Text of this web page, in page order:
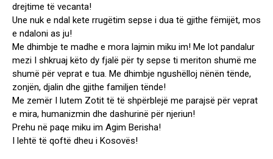
drejtime të vecanta!
Une nuk e ndal kete rrugëtim sepse i dua të gjithe fëmijët, mos
e ndaloni as ju!
Me dhimbje te madhe e mora lajmin miku im! Me lot pandalur
mezi I shkruaj këto dy fjalë për ty sepse ti meriton shumë me
shumë për veprat e tua. Me dhimbje ngushëlloj nënën tënde,
zonjën, djalin dhe gjithe familjen tënde!
Me zemër I lutem Zotit të të shpërblejë me parajsë për veprat
e mira, humanizmin dhe dashurinë për njeriun!
Prehu në paqe miku im Agim Berisha!
I lehtë të qoftë dheu i Kosovës!